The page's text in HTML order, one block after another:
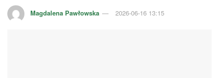
Magdalena Pawłowska 2026-06-16 13:15